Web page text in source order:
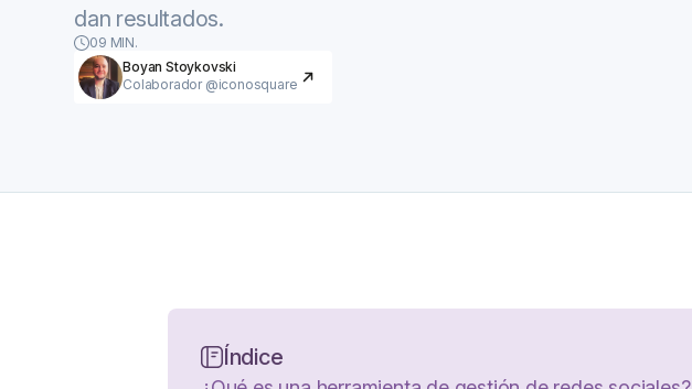
dan resultados.
09 MIN.
Boyan Stoykovski
Colaborador @iconosquare
Índice